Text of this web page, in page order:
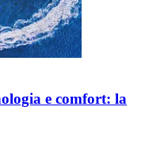
e comfort: la